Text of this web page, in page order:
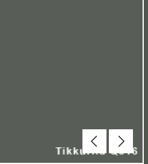
Föregående
Nästa